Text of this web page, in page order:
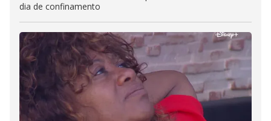
dia de confinamento